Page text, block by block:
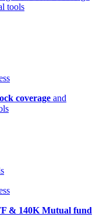
tools
coverage and
& 140K Mutual fund